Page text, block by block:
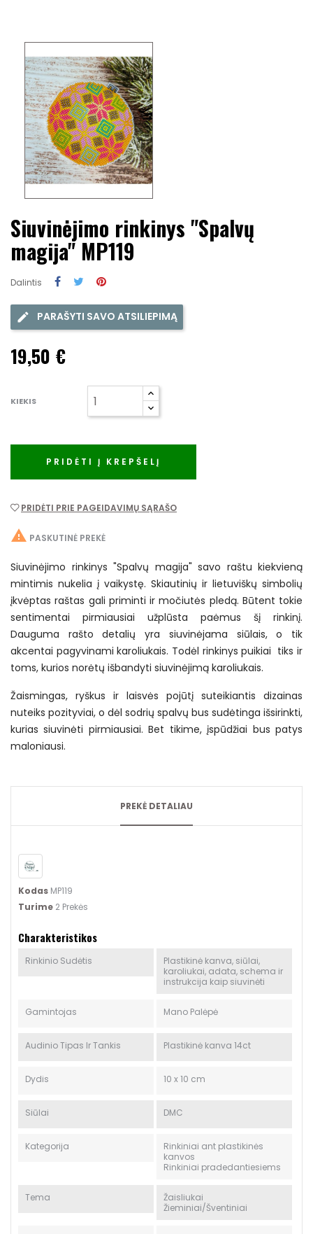
Siuvinėjimo rinkinys "Spalvų
magija" MP119
Dalintis
PARAŠYTI SAVO ATSILIEPIMĄ
19,50 €
KIEKIS
PRIDĖTI Į KREPŠELĮ
PRIDĖTI PRIE PAGEIDAVIMŲ SĄRAŠO
 PASKUTINĖ PREKĖ
Siuvinėjimo rinkinys "Spalvų magija" savo raštu kiekvieną
mintimis nukelia į vaikystę. Skiautinių ir lietuviškų simbolių
įkvėptas raštas gali priminti ir močiutės pledą. Būtent tokie
sentimentai pirmiausiai užplūsta paėmus šį rinkinį.
Dauguma rašto detalių yra siuvinėjama siūlais, o tik
akcentai pagyvinami karoliukais. Todėl rinkinys puikiai tiks ir
toms, kurios norėtų išbandyti siuvinėjimą karoliukais.
Žaismingas, ryškus ir laisvės pojūtį suteikiantis dizainas
nuteiks pozityviai, o dėl sodrių spalvų bus sudėtinga išsirinkti,
kurias siuvinėti pirmiausiai. Bet tikime, įspūdžiai bus patys
maloniausi.
PREKĖ DETALIAU
Kodas MP119
Turime 2 Prekės
Charakteristikos
Rinkinio Sudėtis
Plastikinė kanva, siūlai,
karoliukai, adata, schema ir
instrukcija kaip siuvinėti
Gamintojas Mano Palėpė
Audinio Tipas Ir Tankis Plastikinė kanva 14ct
Dydis 10 x 10 cm
Siūlai DMC
Kategorija
Rinkiniai ant plastikinės
kanvos
Rinkiniai pradedantiesiems
Tema
Žaisliukai
Žieminiai/Šventiniai